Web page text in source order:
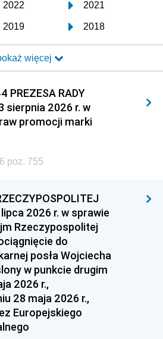
2022 2021
2019 2018
2016 2015
2013 2012
2010 2009
2007 2006
1995 1994
1992 1991
1989
1986 1985
1983
1980 1979
1977
więcej
PREZESA RADY
sierpnia 2026 r. w
promocji marki
poz. 755
2026 r. w sprawie
Rzeczypospolitej
do
posła Wojciecha
w punkcie drugim
2026 r.,
28 maja 2026 r.,
Europejskiego